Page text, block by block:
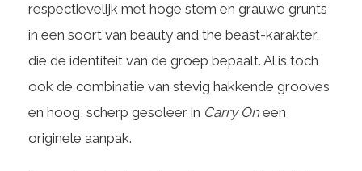
respectievelijk met hoge stem en grauwe grunts
in een soort van beauty and the beast-karakter,
die de identiteit van de groep bepaalt. Al is toch
ook de combinatie van stevig hakkende grooves
en hoog, scherp gesoleer in Carry Oneen
originele aanpak.